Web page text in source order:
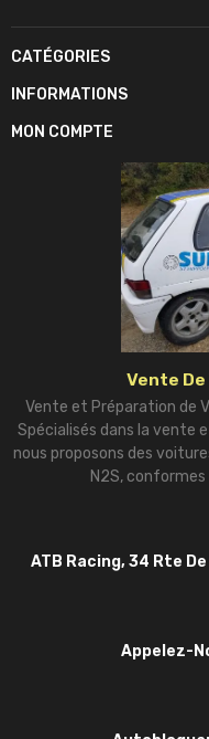
CATÉGORIES
INFORMATIONS
MON COMPTE
Vente
Vente et Préparation de
Spécialisés dans la vente
nous proposons des
N2S,
ATB Racing, 34 Rte
Appelez-